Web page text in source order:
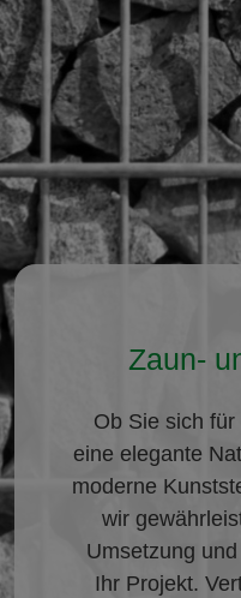
Zaun-
Ob Sie sich
eine elegante
moderne
wir
Umsetzung
Ihr Projekt.